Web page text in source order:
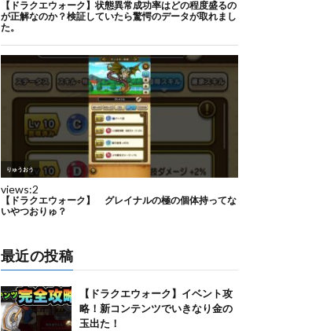
最近の投稿
【ドラクエウォーク】イベント攻
略！新コンテンツでいきなり金の
玉出た！